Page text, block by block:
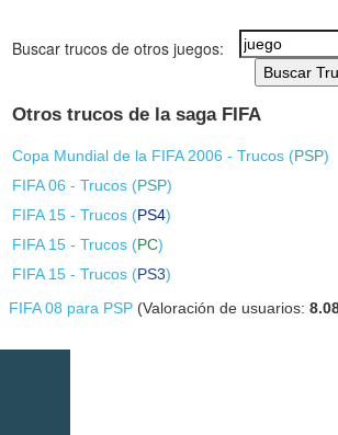
Buscar trucos de otros juegos:
Buscar
Otros trucos de la saga FIFA
Copa Mundial de la FIFA 2006 - Trucos (PSP)
FIFA 06 - Trucos (PSP)
FIFA 15 - Trucos (PS4)
FIFA 15 - Trucos (PC)
FIFA 15 - Trucos (PS3)
FIFA 08 para PSP (Valoración de usuarios: